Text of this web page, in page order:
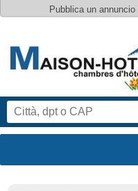
Pubblica un annuncio